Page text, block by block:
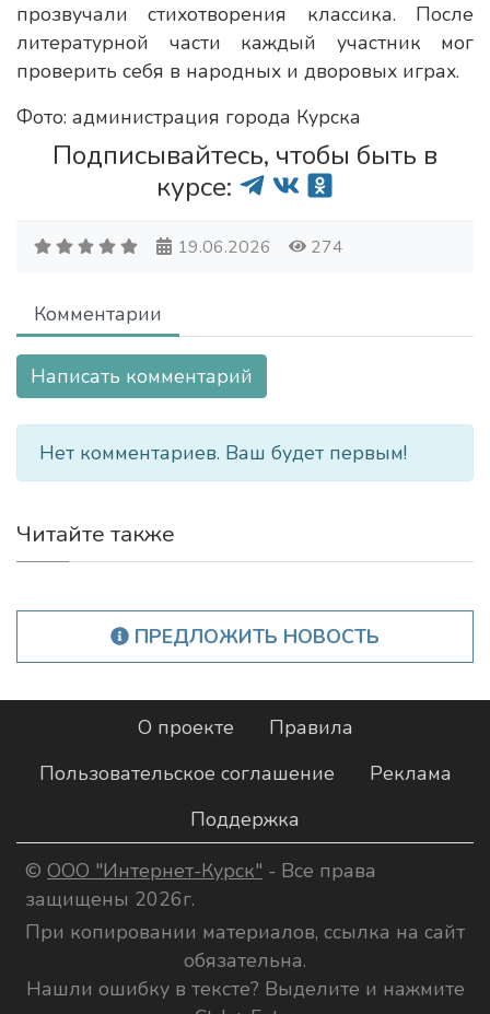
прозвучали стихотворения классика. После
литературной части каждый участник мог
проверить себя в народных и дворовых играх.
Фото: администрация города Курска
Подписывайтесь, чтобы быть в
курсе:
19.06.2026 274
Комментарии
Написать комментарий
Нет комментариев. Ваш будет первым!
Читайте также
ПРЕДЛОЖИТЬ НОВОСТЬ
О проекте
Правила
Пользовательское соглашение
Реклама
Поддержка
© ООО "Интернет-Курск" - Все права
защищены 2026г.
При копировании материалов, ссылка на сайт
обязательна.
Нашли ошибку в тексте? Выделите и нажмите